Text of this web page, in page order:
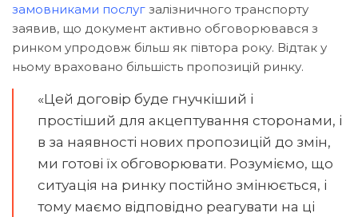
замовниками послуг залізничного транспорту
заявив, що документ активно обговорювався з
ринком упродовж більш як півтора року. Відтак у
ньому враховано більшість пропозицій ринку.
«Цей договір буде гнучкіший і
простіший для акцептування сторонами, і
в за наявності нових пропозицій до змін,
ми готові їх обговорювати. Розуміємо, що
ситуація на ринку постійно змінюється, і
тому маємо відповідно реагувати на ці